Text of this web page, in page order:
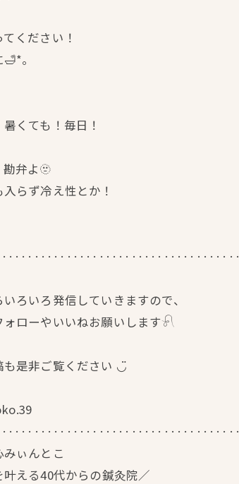
ください！
。
くても！毎日！
勘弁よ🫥
らず冷え性とか！
いろいろ発信していきますので、
ォローやいいねお願いします𓍯
も是非ご覧ください ◡̈
ぃんとこ
える40代からの鍼灸院／